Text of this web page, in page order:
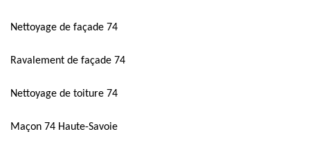
Nettoyage de façade 74
Ravalement de façade 74
Nettoyage de toiture 74
Maçon 74 Haute-Savoie